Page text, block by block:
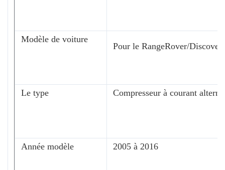
Modèle de voiture
Pour le RangeRover/
Le type Compresseur à courant
Année modèle 2005 à 2016